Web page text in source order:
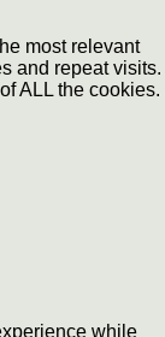
most relevant
and repeat visits.
ALL the cookies.
while